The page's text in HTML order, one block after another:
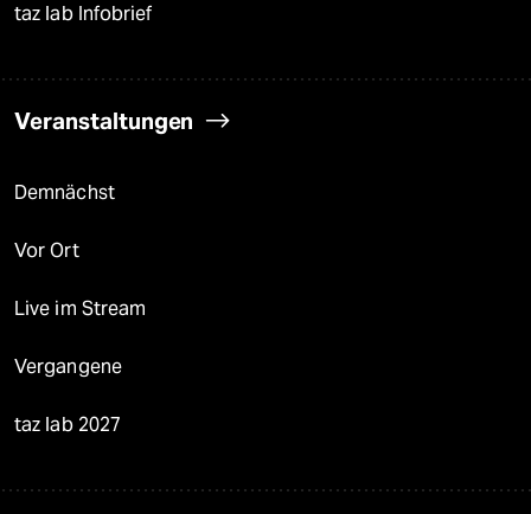
taz lab Infobrief
Veranstaltungen
Demnächst
Vor Ort
Live im Stream
Vergangene
taz lab 2027